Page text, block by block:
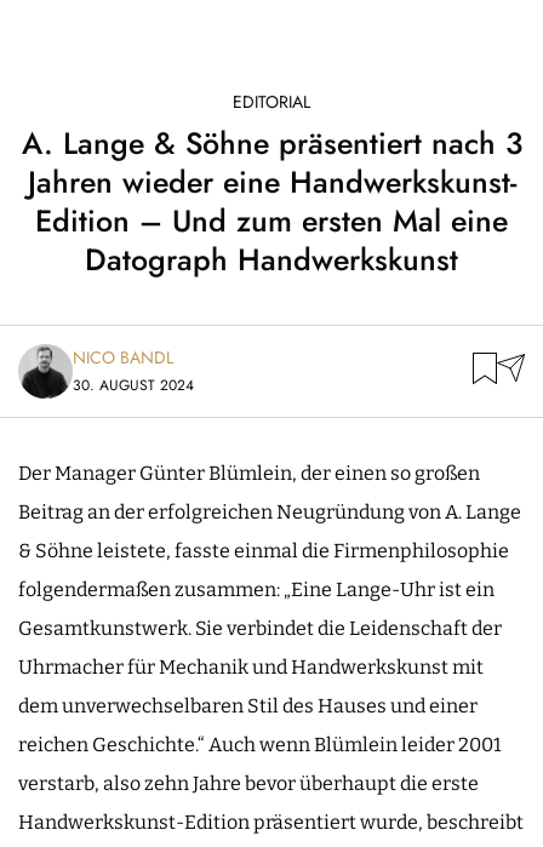
EDITORIAL
A. Lange & Söhne präsentiert nach 3
Jahren wieder eine Handwerkskunst-
Edition – Und zum ersten Mal eine
Datograph Handwerkskunst
NICO BANDL
30. AUGUST 2024
Der Manager Günter Blümlein, der einen so großen
Beitrag an der erfolgreichen Neugründung von A. Lange
& Söhne leistete, fasste einmal die Firmenphilosophie
folgendermaßen zusammen: „Eine Lange-Uhr ist ein
Gesamtkunstwerk. Sie verbindet die Leidenschaft der
Uhrmacher für Mechanik und Handwerkskunst mit
dem unverwechselbaren Stil des Hauses und einer
reichen Geschichte.“ Auch wenn Blümlein leider 2001
verstarb, also zehn Jahre bevor überhaupt die erste
Handwerkskunst-Edition präsentiert wurde, beschreibt